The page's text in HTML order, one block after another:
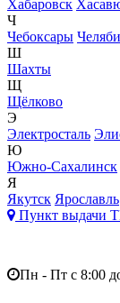
Хабаровск
Ч
Чебоксары
Ш
Шахты
Щ
Щёлково
Э
Электросталь
Ю
Южно-Сахалинск
Я
Якутск Ярославль
Пункт выдачи
Пн - Пт с 8:00